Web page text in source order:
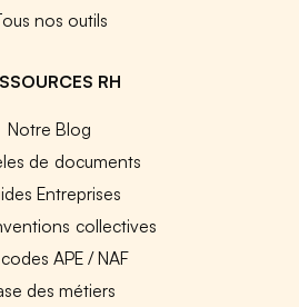
nos outils
RH
Notre Blog
de documents
Entreprises
collectives
APE / NAF
des métiers